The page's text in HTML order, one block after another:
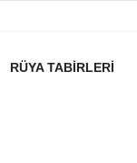
RÜYA TABIRLERI